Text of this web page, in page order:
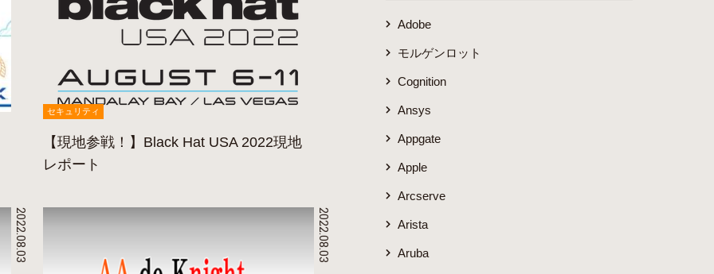
セキュリティ
【現地参戦！】Black Hat USA 2022現地
レポート
2022.08.03 2022.08.03
Adobe
モルゲンロット
Cognition
Ansys
Appgate
Apple
Arcserve
Arista
Aruba